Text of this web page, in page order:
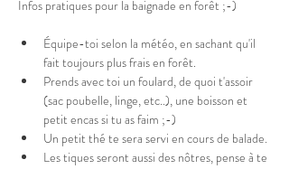
Infos pratiques pour la baignade en forêt ;-)
Équipe-toi selon la météo, en sachant qu'il
fait toujours plus frais en forêt.
Prends avec toi un foulard, de quoi t'assoir
(sac poubelle, linge, etc..), une boisson et
petit encas si tu as faim ;-)
Un petit thé te sera servi en cours de balade.
Les tiques seront aussi des nôtres, pense à te